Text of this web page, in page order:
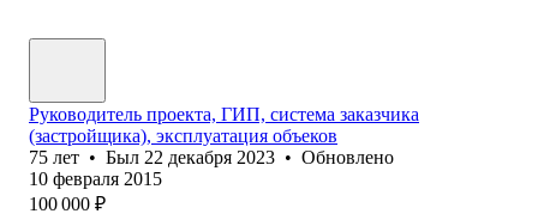
Руководитель проекта, ГИП, система заказчика
(застройщика), эксплуатация объеков
75 лет • Был 22 декабря 2023 • Обновлено
10 февраля 2015
100 000 ₽